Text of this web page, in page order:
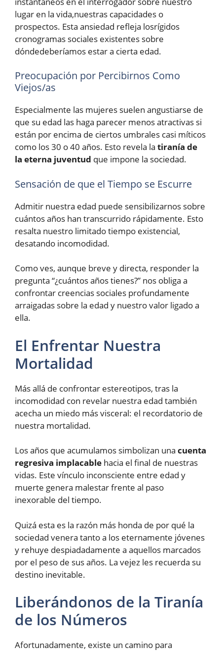
lugar en la vida,nuestras capacidades o
prospectos. Esta ansiedad refleja losrígidos
cronogramas sociales existentes sobre
dóndedeberíamos estar a cierta edad.
Preocupación por Percibirnos Como
Viejos/as
Especialmente las mujeres suelen angustiarse de
que su edad las haga parecer menos atractivas si
están por encima de ciertos umbrales casi míticos
como los 30 o 40 años. Esto revela la tiranía de
la eterna juventud que impone la sociedad.
Sensación de que el Tiempo se Escurre
Admitir nuestra edad puede sensibilizarnos sobre
cuántos años han transcurrido rápidamente. Esto
resalta nuestro limitado tiempo existencial,
desatando incomodidad.
Como ves, aunque breve y directa, responder la
pregunta “¿cuántos años tienes?” nos obliga a
confrontar creencias sociales profundamente
arraigadas sobre la edad y nuestro valor ligado a
ella.
El Enfrentar Nuestra
Mortalidad
Más allá de confrontar estereotipos, tras la
incomodidad con revelar nuestra edad también
acecha un miedo más visceral: el recordatorio de
nuestra mortalidad.
Los años que acumulamos simbolizan una cuenta
regresiva implacable hacia el final de nuestras
vidas. Este vínculo inconsciente entre edad y
muerte genera malestar frente al paso
inexorable del tiempo.
Quizá esta es la razón más honda de por qué la
sociedad venera tanto a los eternamente jóvenes
y rehuye despiadadamente a aquellos marcados
por el peso de sus años. La vejez les recuerda su
destino inevitable.
Liberándonos de la Tiranía
de los Números
Afortunadamente, existe un camino para